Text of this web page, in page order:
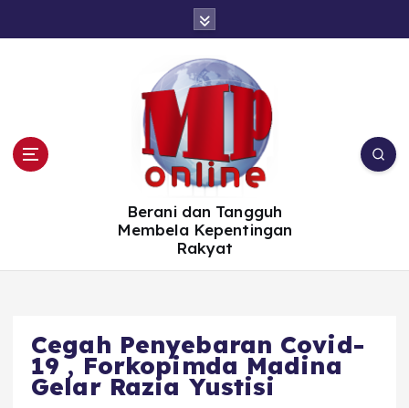
Berani dan Tangguh
Membela Kepentingan
Rakyat
Cegah Penyebaran Covid-
19 , Forkopimda Madina
Gelar Razia Yustisi